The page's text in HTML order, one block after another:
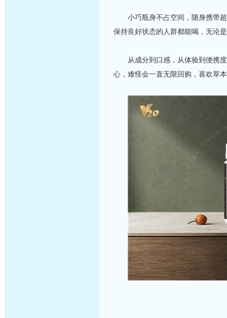
小巧瓶身不占空间，随身携带超
保持良好状态的人群都能喝，无论
从成分到口感，从体验到便携度
心，难怪会一直无限回购，喜欢草